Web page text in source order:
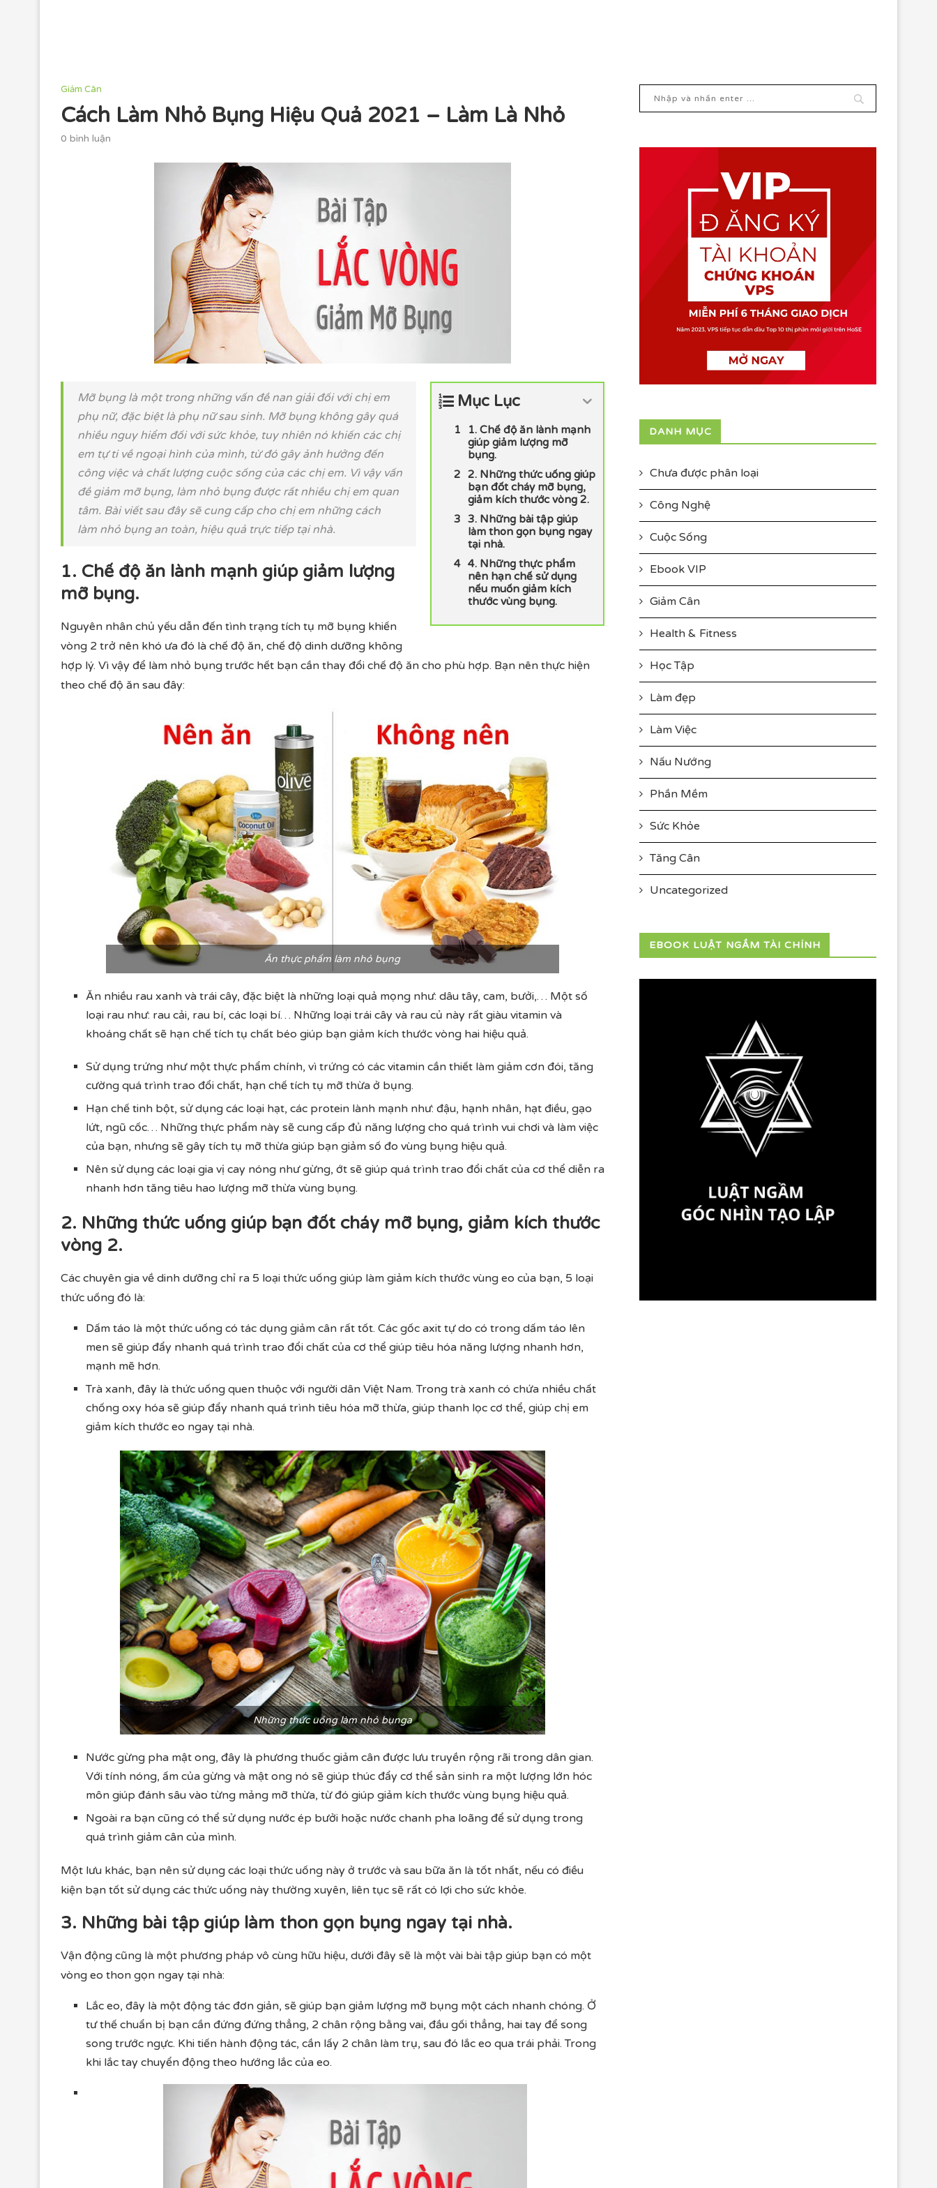
Giảm Cân
Cách Làm Nhỏ Bụng Hiệu Quả 2021 – Làm Là Nhỏ
0 bình luận
Mục Lục
1. Chế độ ăn lành mạnh
giúp giảm lượng mỡ
bụng.
2. Những thức uống giúp
bạn đốt cháy mỡ bụng,
giảm kích thước vòng 2.
3. Những bài tập giúp
làm thon gọn bụng ngay
tại nhà.
4. Những thực phẩm
nên hạn chế sử dụng
nếu muốn giảm kích
thước vùng bụng.
Mỡ bụng là một trong những vấn đề nan giải đối với chị em
phụ nữ, đặc biệt là phụ nữ sau sinh. Mỡ bụng không gây quá
nhiều nguy hiểm đối với sức khỏe, tuy nhiên nó khiến các chị
em tự ti về ngoại hình của mình, từ đó gây ảnh hưởng đến
công việc và chất lượng cuộc sống của các chị em. Vì vậy vấn
đề giảm mỡ bụng, làm nhỏ bụng được rất nhiều chị em quan
tâm. Bài viết sau đây sẽ cung cấp cho chị em những cách
làm nhỏ bụng an toàn, hiệu quả trực tiếp tại nhà.
1. Chế độ ăn lành mạnh giúp giảm lượng
mỡ bụng.
Nguyên nhân chủ yếu dẫn đến tình trạng tích tụ mỡ bụng khiến
vòng 2 trở nên khó ưa đó là chế độ ăn, chế độ dinh dưỡng không
hợp lý. Vì vậy để làm nhỏ bụng trước hết bạn cần thay đổi chế độ ăn cho phù hợp. Bạn nên thực hiện
theo chế độ ăn sau đây:
Ăn thực phẩm làm nhỏ bụng
Ăn nhiều rau xanh và trái cây, đặc biệt là những loại quả mọng như: dâu tây, cam, bưởi,… Một số
loại rau như: rau cải, rau bí, các loại bí… Những loại trái cây và rau củ này rất giàu vitamin và
khoáng chất sẽ hạn chế tích tụ chất béo giúp bạn giảm kích thước vòng hai hiệu quả.
Sử dụng trứng như một thực phẩm chính, vì trứng có các vitamin cần thiết làm giảm cơn đói, tăng
cường quá trình trao đổi chất, hạn chế tích tụ mỡ thừa ở bụng.
Hạn chế tinh bột, sử dụng các loại hạt, các protein lành mạnh như: đậu, hạnh nhân, hạt điều, gạo
lứt, ngũ cốc… Những thực phẩm này sẽ cung cấp đủ năng lượng cho quá trình vui chơi và làm việc
của bạn, nhưng sẽ gây tích tụ mỡ thừa giúp bạn giảm số đo vùng bụng hiệu quả.
Nên sử dụng các loại gia vị cay nóng như gừng, ớt sẽ giúp quá trình trao đổi chất của cơ thể diễn ra
nhanh hơn tăng tiêu hao lượng mỡ thừa vùng bụng.
2. Những thức uống giúp bạn đốt cháy mỡ bụng, giảm kích thước
vòng 2.
Các chuyên gia về dinh dưỡng chỉ ra 5 loại thức uống giúp làm giảm kích thước vùng eo của bạn, 5 loại
thức uống đó là:
Dấm táo là một thức uống có tác dụng giảm cân rất tốt. Các gốc axit tự do có trong dấm táo lên
men sẽ giúp đẩy nhanh quá trình trao đổi chất của cơ thể giúp tiêu hóa năng lượng nhanh hơn,
mạnh mẽ hơn.
Trà xanh, đây là thức uống quen thuộc với người dân Việt Nam. Trong trà xanh có chứa nhiều chất
chống oxy hóa sẽ giúp đẩy nhanh quá trình tiêu hóa mỡ thừa, giúp thanh lọc cơ thể, giúp chị em
giảm kích thước eo ngay tại nhà.
Những thức uống làm nhỏ bụnga
Nước gừng pha mật ong, đây là phương thuốc giảm cân được lưu truyền rộng rãi trong dân gian.
Với tính nóng, ấm của gừng và mật ong nó sẽ giúp thúc đẩy cơ thể sản sinh ra một lượng lớn hóc
môn giúp đánh sâu vào từng mảng mỡ thừa, từ đó giúp giảm kích thước vùng bụng hiệu quả.
Ngoài ra bạn cũng có thể sử dụng nước ép bưởi hoặc nước chanh pha loãng để sử dụng trong
quá trình giảm cân của mình.
Một lưu khác, bạn nên sử dụng các loại thức uống này ở trước và sau bữa ăn là tốt nhất, nếu có điều
kiện bạn tốt sử dụng các thức uống này thường xuyên, liên tục sẽ rất có lợi cho sức khỏe.
3. Những bài tập giúp làm thon gọn bụng ngay tại nhà.
Vận động cũng là một phương pháp vô cùng hữu hiệu, dưới đây sẽ là một vài bài tập giúp bạn có một
vòng eo thon gọn ngay tại nhà:
Lắc eo, đây là một động tác đơn giản, sẽ giúp bạn giảm lượng mỡ bụng một cách nhanh chóng. Ở
tư thế chuẩn bị bạn cần đứng đứng thẳng, 2 chân rộng bằng vai, đầu gối thẳng, hai tay để song
song trước ngực. Khi tiến hành động tác, cần lấy 2 chân làm trụ, sau đó lắc eo qua trái phải. Trong
khi lắc tay chuyển động theo hướng lắc của eo.
DANH MỤC
Chưa được phân loại
Công Nghệ
Cuộc Sống
Ebook VIP
Giảm Cân
Health & Fitness
Học Tập
Làm đẹp
Làm Việc
Nấu Nướng
Phần Mềm
Sức Khỏe
Tăng Cân
Uncategorized
EBOOK LUẬT NGẦM TÀI CHÍNH